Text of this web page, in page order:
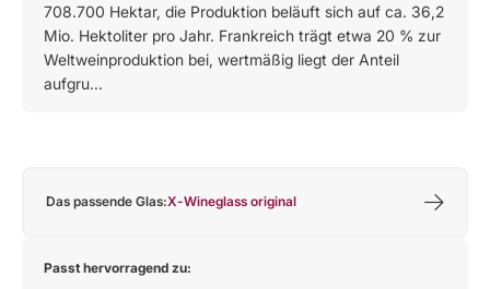
708.700 Hektar, die Produktion beläuft sich auf ca. 36,2
Mio. Hektoliter pro Jahr. Frankreich trägt etwa 20 % zur
Weltweinproduktion bei, wertmäßig liegt der Anteil
aufgru...
Das passende Glas:X-Wineglass original
Passt hervorragend zu: